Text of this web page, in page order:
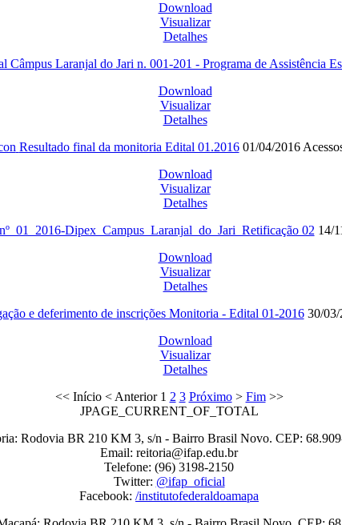
Download
Visualizar
Detalhes
Câmpus Laranjal do Jari n. 001-201 - Programa de Assistência
Download
Visualizar
Detalhes
Resultado final da monitoria Edital 01.2016 01/04/2016
Download
Visualizar
Detalhes
Dipex_Campus_Laranjal_do_Jari_Retificação 02 14/
Download
Visualizar
Detalhes
e deferimento de inscrições Monitoria - Edital 01-2016 30/
Download
Visualizar
Detalhes
<< Início< Anterior 1 2 3 Próximo> Fim>>
JPAGE_CURRENT_OF_TOTAL
Rodovia BR 210 KM 3, s/n - Bairro Brasil Novo. CEP:
Email: reitoria@ifap.edu.br
Telefone: (96) 3198-2150
Twitter: @ifap_oficial
Facebook: /institutofederaldoamapa